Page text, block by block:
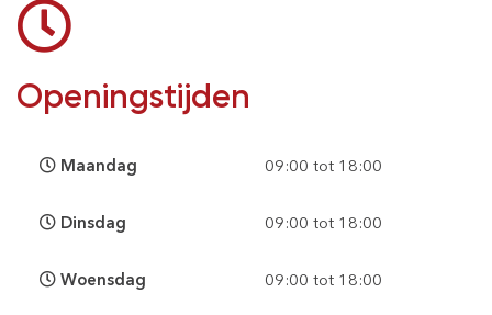
Openingstijden
Maandag 09:00 tot 18:00
Dinsdag 09:00 tot 18:00
Woensdag 09:00 tot 18:00